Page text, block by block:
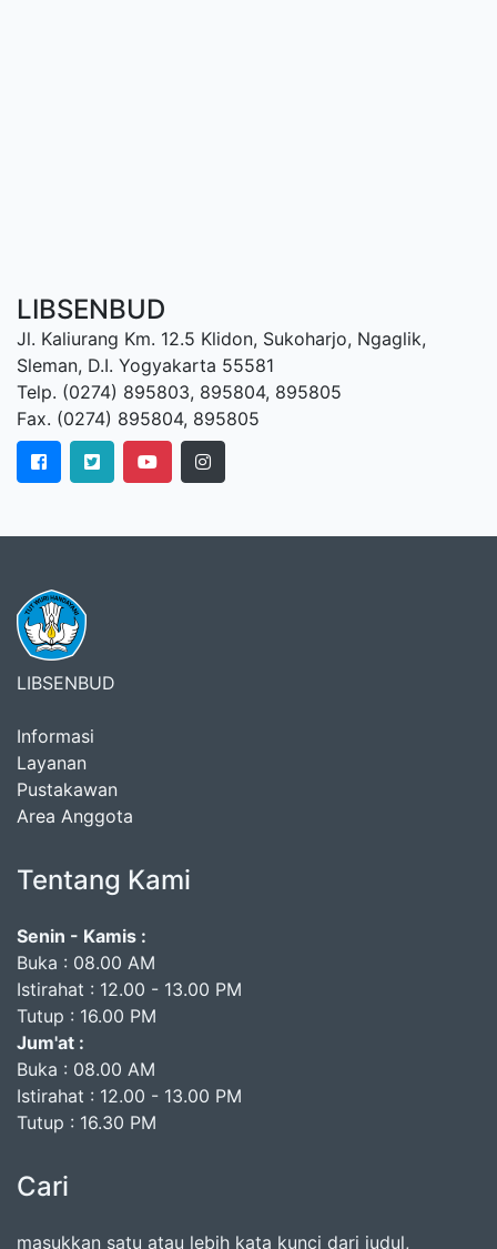
LIBSENBUD
Jl. Kaliurang Km. 12.5 Klidon, Sukoharjo, Ngaglik,
Sleman, D.I. Yogyakarta 55581
Telp. (0274) 895803, 895804, 895805
Fax. (0274) 895804, 895805
LIBSENBUD
Informasi
Layanan
Pustakawan
Area Anggota
Tentang Kami
Senin - Kamis :
Buka : 08.00 AM
Istirahat : 12.00 - 13.00 PM
Tutup : 16.00 PM
Jum'at :
Buka : 08.00 AM
Istirahat : 12.00 - 13.00 PM
Tutup : 16.30 PM
Cari
masukkan satu atau lebih kata kunci dari judul,